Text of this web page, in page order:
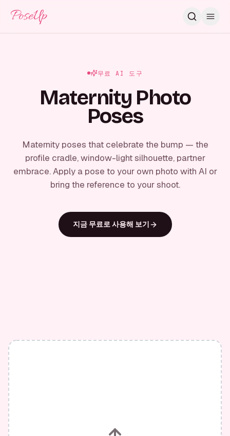
PoseUp
무료 AI 도구
Maternity Photo
Poses
Maternity poses that celebrate the bump — the
profile cradle, window-light silhouette, partner
embrace. Apply a pose to your own photo with AI or
bring the reference to your shoot.
지금 무료로 사용해 보기